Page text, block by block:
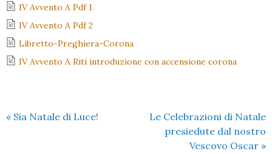
IV Avvento A Pdf 1
IV Avvento A Pdf 2
Libretto-Preghiera-Corona
IV Avvento A Riti introduzione con accensione corona
« Sia Natale di Luce!
Le Celebrazioni di Natale
presiedute dal nostro
Vescovo Oscar »